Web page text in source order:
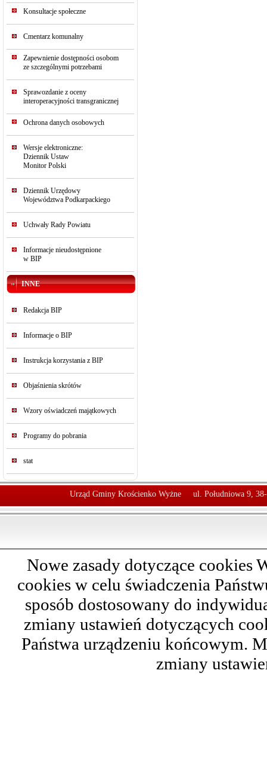
Konsultacje społeczne
Cmentarz komunalny
Zapewnienie dostępności osobom
ze szczególnymi potrzebami
Sprawozdanie z oceny
interoperacyjności transgranicznej
Ochrona danych osobowych
Wersje elektroniczne:
Dziennik Ustaw
Monitor Polski
Dziennik Urzędowy
Województwa Podkarpackiego
Uchwały Rady Powiatu
Informacje nieudostępnione
w BIP
INNE
Redakcja BIP
Informacje o BIP
Instrukcja korzystania z BIP
Objaśnienia skrótów
Wzory oświadczeń majątkowych
Programy do pobrania
stat
Urząd Gminy Krościenko Wyżne ul. Południowa 9,
Nowe zasady dotyczące cookies
cookies w celu świadczenia
sposób dostosowany do
zmiany ustawień dotyczących
Państwa urządzeniu końcowym.
zmiany